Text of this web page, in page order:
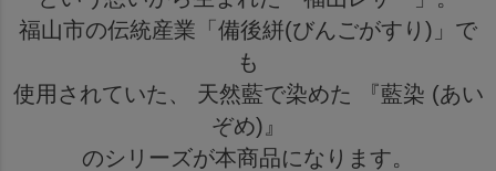
福山市の伝統産業「備後絣(びんごがすり)」で
も
使用されていた、 天然藍で染めた 『藍染 (あい
ぞめ)』
のシリーズが本商品になります。